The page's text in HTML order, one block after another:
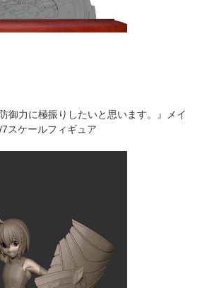
御力に極振りしたいと思います。』メイ
スケールフィギュア